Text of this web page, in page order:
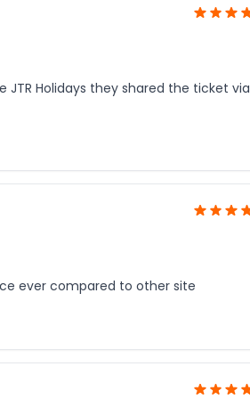
Holidays they shared the ticket via
ever compared to other site